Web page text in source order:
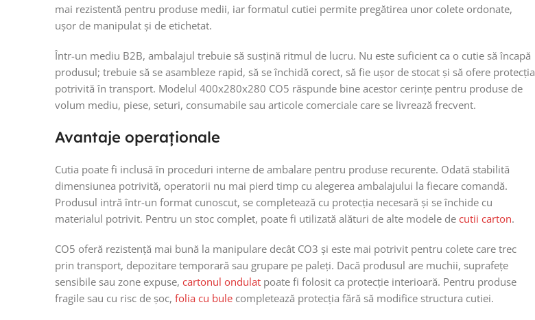
mai rezistentă pentru produse medii, iar formatul cutiei permite pregătirea unor colete ordonate,
ușor de manipulat și de etichetat.
Într-un mediu B2B, ambalajul trebuie să susțină ritmul de lucru. Nu este suficient ca o cutie să încapă
produsul; trebuie să se asambleze rapid, să se închidă corect, să fie ușor de stocat și să ofere protecția
potrivită în transport. Modelul 400x280x280 CO5 răspunde bine acestor cerințe pentru produse de
volum mediu, piese, seturi, consumabile sau articole comerciale care se livrează frecvent.
Avantaje operaționale
Cutia poate fi inclusă în proceduri interne de ambalare pentru produse recurente. Odată stabilită
dimensiunea potrivită, operatorii nu mai pierd timp cu alegerea ambalajului la fiecare comandă.
Produsul intră într-un format cunoscut, se completează cu protecția necesară și se închide cu
materialul potrivit. Pentru un stoc complet, poate fi utilizată alături de alte modele de cutii carton.
CO5 oferă rezistență mai bună la manipulare decât CO3 și este mai potrivit pentru colete care trec
prin transport, depozitare temporară sau grupare pe paleți. Dacă produsul are muchii, suprafețe
sensibile sau zone expuse, cartonul ondulat poate fi folosit ca protecție interioară. Pentru produse
fragile sau cu risc de șoc, folia cu bule completează protecția fără să modifice structura cutiei.
-2%